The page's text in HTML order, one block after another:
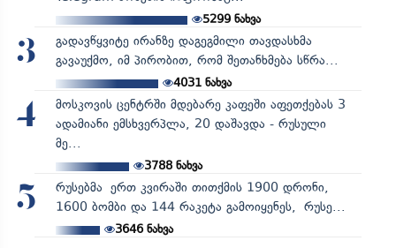
5299ნახვა
3
გადავწყვიტე ირანზე დაგეგმილი თავდასხმა
გავაუქმო, იმ პირობით, რომ შეთანხმება სწრა...
4031ნახვა
4
მოსკოვის ცენტრში მდებარე კაფეში აფეთქებას 3
ადამიანი ემსხვერპლა, 20 დაშავდა - რუსული
მე...
3788ნახვა
5
რუსებმა ერთ კვირაში თითქმის 1900 დრონი,
1600 ბომბი და 144 რაკეტა გამოიყენეს, რუსე...
3646ნახვა